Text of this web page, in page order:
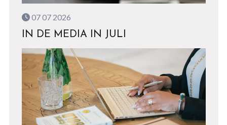
07 07 2026
IN DE MEDIA IN JULI